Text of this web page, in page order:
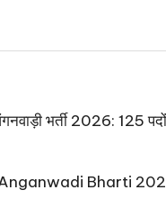
भर्ती 2026: 125
Bharti 2026: